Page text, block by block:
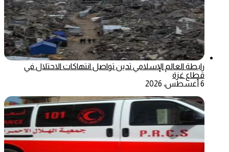
رابطة العالم الإسلامي تدين تواصل انتهاكات الاحتلال في
قطاع غزة
6 أغسطس، 2026